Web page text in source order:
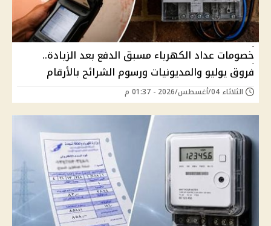
خصومات عداد الكهرباء مسبق الدفع بعد الزيادة..
فروق يوليو والمديونيات ورسوم الشرائح بالأرقام
الثلاثاء 04/أغسطس/2026 - 01:37 م